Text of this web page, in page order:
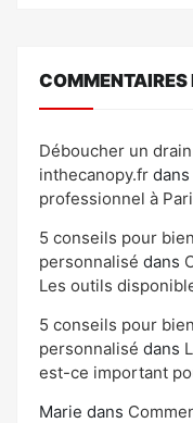
COMMENTAIRES
Déboucher un
inthecanopy.fr dans
professionnel à
5 conseils pour
personnalisé dans
Les outils
5 conseils pour
personnalisé dans
est-ce important
Marie dans